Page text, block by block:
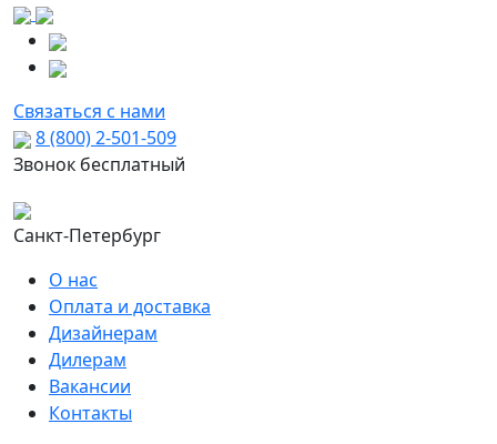
Связаться с нами
8 (800) 2-501-509
Звонок бесплатный
Санкт-Петербург
О нас
Оплата и доставка
Дизайнерам
Дилерам
Вакансии
Контакты